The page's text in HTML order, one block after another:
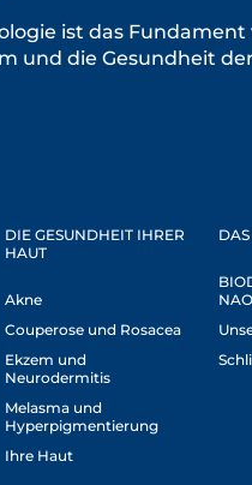
ist das Fundament
und die Gesundheit
DIE GESUNDHEIT IHRER
HAUT
Akne
Couperose und Rosacea
Ekzem und
Neurodermitis
Melasma und
Hyperpigmentierung
Ihre Haut